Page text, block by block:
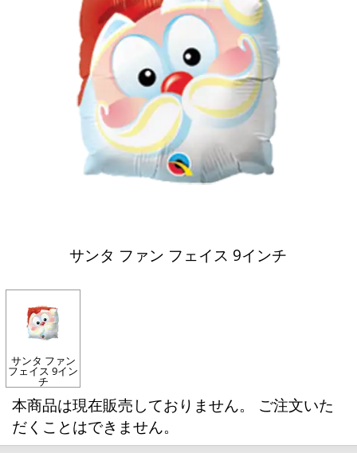
サンタ ファン フェイス 9インチ
サンタ ファン
フェイス 9イン
チ
本商品は現在販売しておりません。 ご注文いた
だくことはできません。